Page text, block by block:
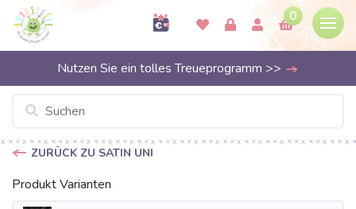
0
Nutzen Sie ein tolles Treueprogramm >>
ZURÜCK ZU SATIN UNI
Produkt Varianten